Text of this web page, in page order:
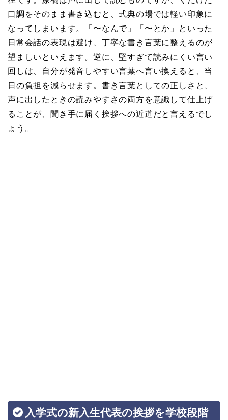
口調をそのまま書き込むと、式典の場では軽い印象に
なってしまいます。「〜なんで」「〜とか」といった
日常会話の表現は避け、丁寧な書き言葉に整えるのが
望ましいといえます。逆に、堅すぎて読みにくい言い
回しは、自分が発音しやすい言葉へ言い換えると、当
日の負担を減らせます。書き言葉としての正しさと、
声に出したときの読みやすさの両方を意識して仕上げ
ることが、聞き手に届く挨拶への近道だと言えるでし
ょう。
入学式の新入生代表の挨拶を学校段階